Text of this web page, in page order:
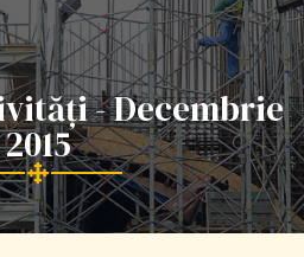
- Decembrie
2015